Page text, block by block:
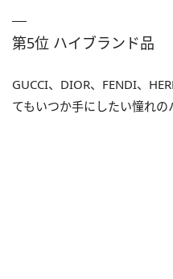
第5位 ハイブランド品
GUCCI、DIOR、FENDI、
てもいつか手にしたい憧れの